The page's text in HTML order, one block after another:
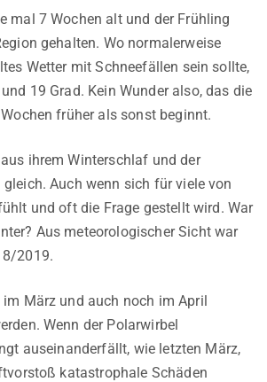
mal 7 Wochen alt und der Frühling
gehalten. Wo normalerweise
Wetter mit Schneefällen sein sollte,
19 Grad. Kein Wunder also, das die
früher als sonst beginnt.
ihrem Winterschlaf und der
Auch wenn sich für viele von
und oft die Frage gestellt wird. War
Aus meteorologischer Sicht war
2019.
März und auch noch im April
Wenn der Polarwirbel
auseinanderfällt, wie letzten März,
katastrophale Schäden